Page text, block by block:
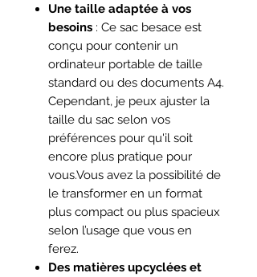
Une taille adaptée à vos
besoins : Ce sac besace est
conçu pour contenir un
ordinateur portable de taille
standard ou des documents A4.
Cependant, je peux ajuster la
taille du sac selon vos
préférences pour qu'il soit
encore plus pratique pour
vous.Vous avez la possibilité de
le transformer en un format
plus compact ou plus spacieux
selon l’usage que vous en
ferez.
Des matières upcyclées et